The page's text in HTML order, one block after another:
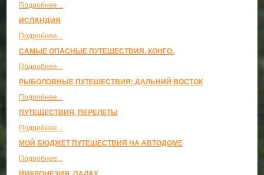
Подробнее...
ИСЛАНДИЯ
Подробнее...
САМЫЕ ОПАСНЫЕ ПУТЕШЕСТВИЯ. КОНГО.
Подробнее...
РЫБОЛОВНЫЕ ПУТЕШЕСТВИЯ: ДАЛЬНИЙ ВОСТОК
Подробнее...
ПУТЕШЕСТВИЯ, ПЕРЕЛЕТЫ
Подробнее...
МОЙ БЮДЖЕТ ПУТЕШЕСТВИЯ НА АВТОДОМЕ
Подробнее...